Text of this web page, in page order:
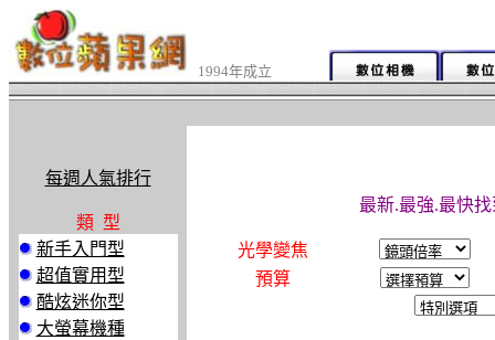
1994年成立
每週人氣排行
類 型
新手入門型
超值實用型
酷炫迷你型
大螢幕機種
最新.最強.最快
光學變焦
預算